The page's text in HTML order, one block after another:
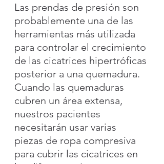
Las prendas de presión son
probablemente una de las
herramientas más utilizada
para controlar el crecimiento
de las cicatrices hipertróficas
posterior a una quemadura.
Cuando las quemaduras
cubren un área extensa,
nuestros pacientes
necesitarán usar varias
piezas de ropa compresiva
para cubrir las cicatrices en